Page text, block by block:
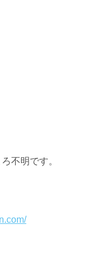
不明です。